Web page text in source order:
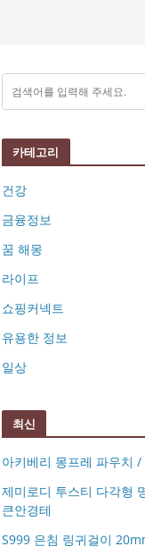
카테고리
건강
금융정보
꿈 해몽
라이프
쇼핑커넥트
유용한 정보
일상
최신
아키베리 몽프레 파우치
제미로디 투스티 다각형
큰안경테
S999 은침 링귀걸이